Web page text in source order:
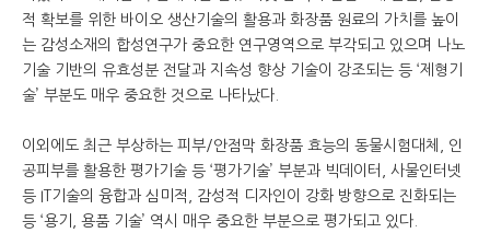
적 확보를 위한 바이오 생산기술의 활용과 화장품 원료의 가치를 높이
는 감성소재의 합성연구가 중요한 연구영역으로 부각되고 있으며 나노
기술 기반의 유효성분 전달과 지속성 향상 기술이 강조되는 등 ‘제형기
술’ 부분도 매우 중요한 것으로 나타났다.
이외에도 최근 부상하는 피부/안점막 화장품 효능의 동물시험대체, 인
공피부를 활용한 평가기술 등 ‘평가기술’ 부분과 빅데이터, 사물인터넷
등 IT기술의 융합과 심미적, 감성적 디자인이 강화 방향으로 진화되는
등 ‘용기, 용품 기술’ 역시 매우 중요한 부분으로 평가되고 있다.